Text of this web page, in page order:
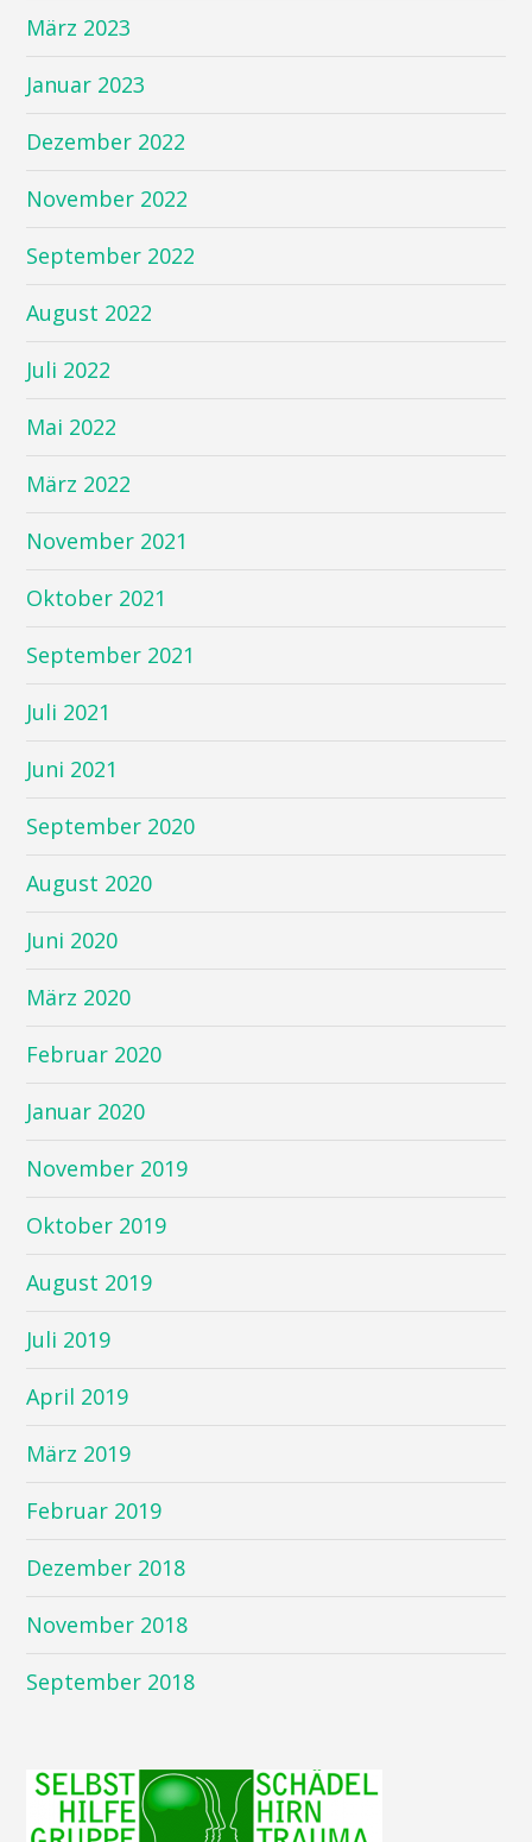
März 2023
Januar 2023
Dezember 2022
November 2022
September 2022
August 2022
Juli 2022
Mai 2022
März 2022
November 2021
Oktober 2021
September 2021
Juli 2021
Juni 2021
September 2020
August 2020
Juni 2020
März 2020
Februar 2020
Januar 2020
November 2019
Oktober 2019
August 2019
Juli 2019
April 2019
März 2019
Februar 2019
Dezember 2018
November 2018
September 2018